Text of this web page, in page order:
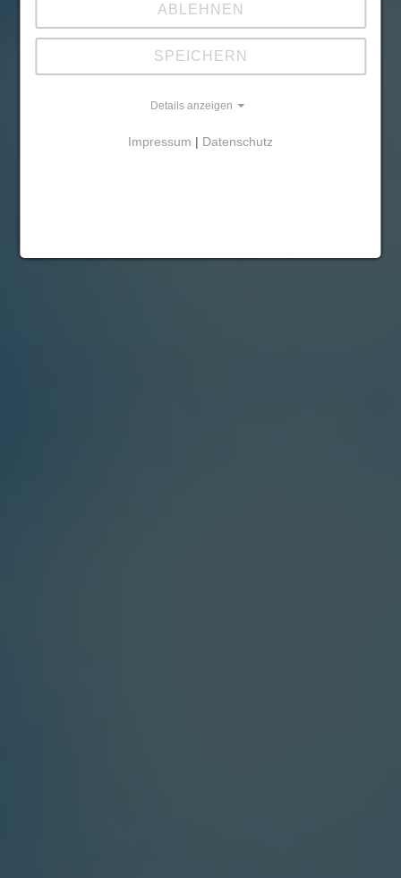
Wir sind ein dynamisches Unternehmen
mit einer klaren Vision: Die Zukunft durch
innovative Technologien und engagierte
Mehr erfahren
ABLEHNEN
SPEICHERN
Details anzeigen
Impressum | Datenschutz